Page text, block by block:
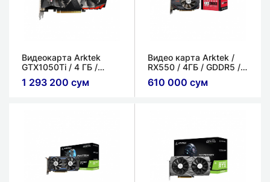
Видеокарта Arktek
GTX1050Ti / 4 ГБ /
GDDR5 / 128 bit
1 293 200 сум
Видео карта Arktek /
RX550 / 4ГБ / GDDR5 /
128bit
610 000 сум